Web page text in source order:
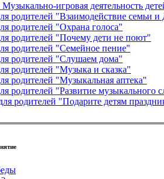
игровая деятельность
Консультация для родителей "Взаимодействие
Консультация для родителей "Охрана голоса"
Консультация для родителей "Почему дети не поют"
Консультация для родителей "Семейное пение"
Консультация для родителей "Слушаем дома"
родителей "Музыка и сказка"
родителей "Музыкальная аптека"
родителей "Развитие музыкального
родителей "Подарите детям